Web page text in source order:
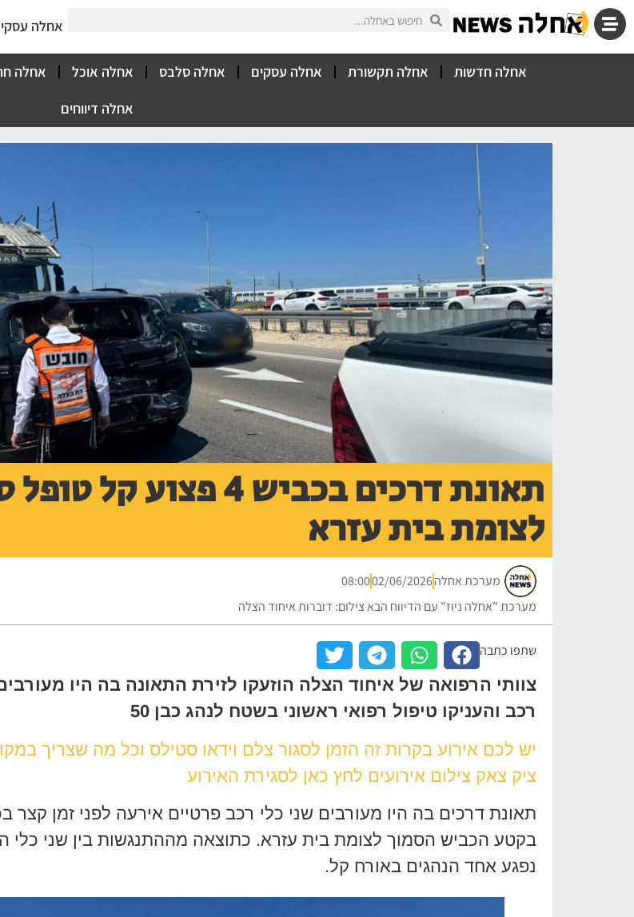
אחלה
אחלה חדשות אחלה תקשורת אחלה עסקים אחלה סלבס אחלה אוכל אחלה
אחלה דיווחים
תאונת דרכים בכביש 4 פצוע קל
לצומת בית עזרא
מערכת אחלה02/06/2026
08:00
מערכת "אחלה ניוז" עם הדיווח הבא צילום: דוברות איחוד הצלה
שתפו כתבה
צוותי הרפואה של איחוד הצלה הוזעקו לזירת התאונה בה היו
רכב והעניקו טיפול רפואי ראשוני בשטח לנהג כבן 50
יש לכם אירוע בקרות זה הזמן לסגור צלם וידאו סטילס וכל מה שצריך
ציק צאק צילום אירועים לחץ כאן לסגירת האירוע
בקטע הכביש הסמוך לצומת בית עזרא. כתוצאה מההתנגשות בין שני כלי
נפגע אחד הנהגים באורח קל.